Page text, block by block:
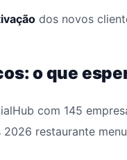
dos novos
o que
com 145
restaurante